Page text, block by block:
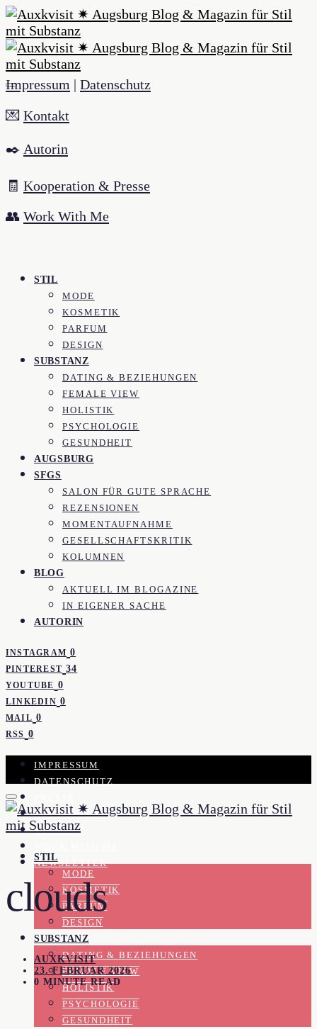
Impressum | Datenschutz
💌 Kontakt
✒️ Autorin
🧾 Kooperation & Presse
👥 Work With Me
STIL
MODE
KOSMETIK
PARFUM
DESIGN
SUBSTANZ
DATING & BEZIEHUNGEN
FEMALE VIEW
HOLISTIK
PSYCHOLOGIE
GESUNDHEIT
AUGSBURG
SFGS
SALON FÜR GUTE SPRACHE
REZENSIONEN
MOMENTAUFNAHME
GESELLSCHAFTSKRITIK
KOLUMNEN
BLOG
AKTUELL IM BLOGAZINE
IN EIGENER SACHE
AUTORIN
INSTAGRAM 0
PINTEREST 34
YOUTUBE 0
LINKEDIN 0
MAIL 0
RSS 0
IMPRESSUM
DATENSCHUTZ
KOOPERATION
KONTAKT
NEWSLETTER
STIL
MODE
KOSMETIK
PARFUM
DESIGN
SUBSTANZ
DATING & BEZIEHUNGEN
FEMALE VIEW
HOLISTIK
PSYCHOLOGIE
GESUNDHEIT
clouds
AUXKVISIT
23. FEBRUAR 2026
0 MINUTE READ